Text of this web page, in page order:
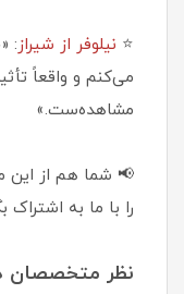
⭐ نیلوفر از شیراز:
می‌کنم و واقعاً
مشاهده‌ست.»
📢 شما هم از این
را با ما به اشتراک